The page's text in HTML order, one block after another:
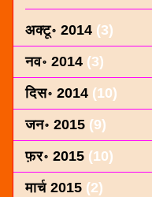
अक्टू॰ 2014 (3)
नव॰ 2014 (3)
दिस॰ 2014 (10)
जन॰ 2015 (9)
फ़र॰ 2015 (10)
मार्च 2015 (2)